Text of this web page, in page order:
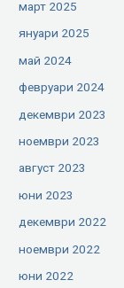
март 2025
януари 2025
май 2024
февруари 2024
декември 2023
ноември 2023
август 2023
юни 2023
декември 2022
ноември 2022
юни 2022